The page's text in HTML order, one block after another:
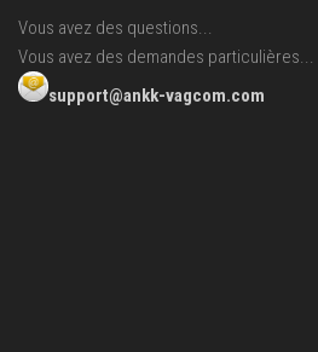
Vous avez des questions...
Vous avez des demandes particulières...
support@ankk-vagcom.com